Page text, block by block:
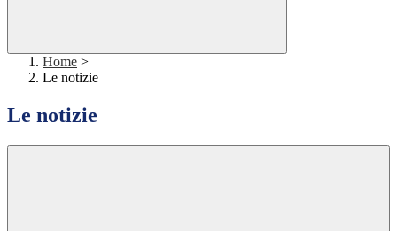
Home >
Le notizie
Le notizie